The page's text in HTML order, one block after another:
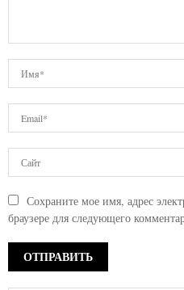
Сохраните мое имя, адрес
браузере для следующего